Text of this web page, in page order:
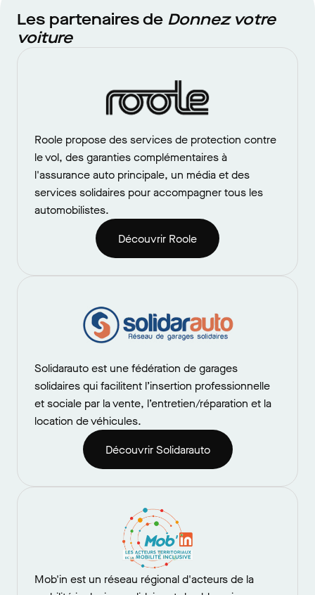
Les partenaires de Donnez votre
voiture
Roole propose des services de protection contre
le vol, des garanties complémentaires à
l'assurance auto principale, un média et des
services solidaires pour accompagner tous les
automobilistes.
Découvrir Roole
Solidarauto est une fédération de garages
solidaires qui facilitent l’insertion professionnelle
et sociale par la vente, l’entretien/réparation et la
location de véhicules.
Découvrir Solidarauto
Mob'in est un réseau régional d'acteurs de la